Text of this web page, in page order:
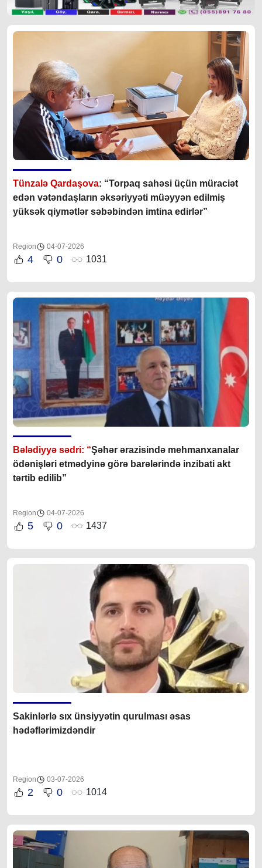
Tünzalə Qardaşova: “Torpaq sahəsi üçün müraciət
edən vətəndaşların əksəriyyəti müəyyən edilmiş
yüksək qiymətlər səbəbindən imtina edirlər”
Region 04-07-2026
4 0 1031
Bələdiyyə sədri: “Şəhər ərazisində mehmanxanalar
ödənişləri etmədyinə görə barələrində inzibati akt
tərtib edilib”
Region 04-07-2026
5 0 1437
Sakinlərlə sıx ünsiyyətin qurulması əsas
hədəflərimizdəndir
Region 03-07-2026
2 0 1014